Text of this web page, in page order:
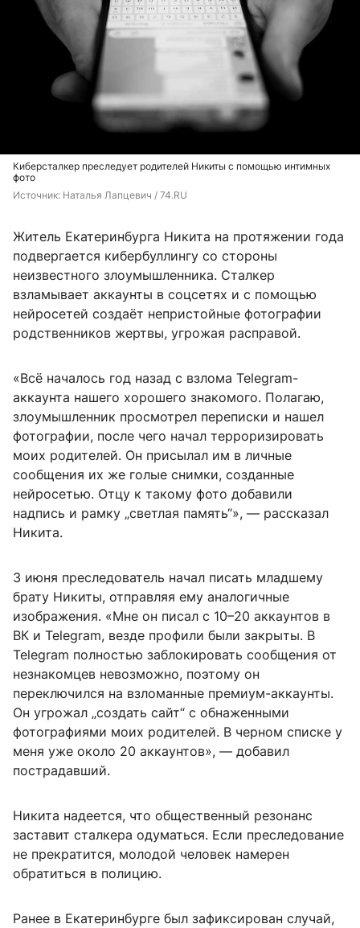
Киберсталкер преследует родителей Никиты с помощью интимных
фото
Источник: Наталья Лапцевич / 74.RU
Житель Екатеринбурга Никита на протяжении года
подвергается кибербуллингу со стороны
неизвестного злоумышленника. Сталкер
взламывает аккаунты в соцсетях и с помощью
нейросетей создаёт непристойные фотографии
родственников жертвы, угрожая расправой.
«Всё началось год назад с взлома Telegram-
аккаунта нашего хорошего знакомого. Полагаю,
злоумышленник просмотрел переписки и нашел
фотографии, после чего начал терроризировать
моих родителей. Он присылал им в личные
сообщения их же голые снимки, созданные
нейросетью. Отцу к такому фото добавили
надпись и рамку „светлая память“», — рассказал
Никита.
3 июня преследователь начал писать младшему
брату Никиты, отправляя ему аналогичные
изображения. «Мне он писал с 10–20 аккаунтов в
ВК и Telegram, везде профили были закрыты. В
Telegram полностью заблокировать сообщения от
незнакомцев невозможно, поэтому он
переключился на взломанные премиум-аккаунты.
Он угрожал „создать сайт“ с обнаженными
фотографиями моих родителей. В черном списке у
меня уже около 20 аккаунтов», — добавил
пострадавший.
Никита надеется, что общественный резонанс
заставит сталкера одуматься. Если преследование
не прекратится, молодой человек намерен
обратиться в полицию.
Ранее в Екатеринбурге был зафиксирован случай,